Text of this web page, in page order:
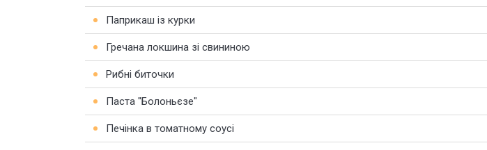
Паприкаш із курки
Гречана локшина зі свининою
Рибні биточки
Паста "Болоньєзе"
Печінка в томатному соусі